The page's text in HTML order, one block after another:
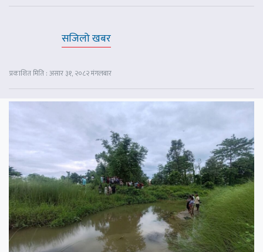
सजिलो खबर
प्रकाशित मिति : असार ३१, २०८२ मंगलबार